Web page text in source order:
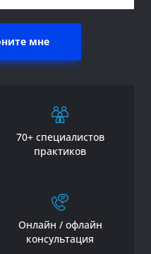
мне
70+ специалистов
практиков
Онлайн / офлайн
консультация